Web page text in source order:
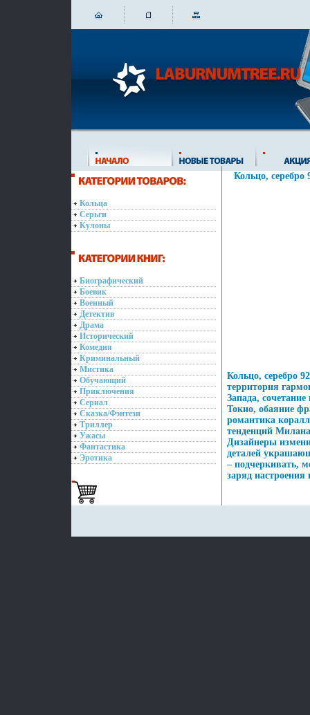
Кольца
Серьги
Кулоны
Биографический
Боевик
Военный
Детектив
Драма
Исторический
Комедия
Криминальный
Мистика
Обучающий
Приключения
Сериал
Сказка/Фэнтези
Триллер
Ужасы
Фантастика
Эротика
Кольцо, серебро
Кольцо, серебро
территория
Запада,
Токио, обаяние
романтика
тенденций
Дизайнеры
деталей
– подчеркивать,
заряд настроения